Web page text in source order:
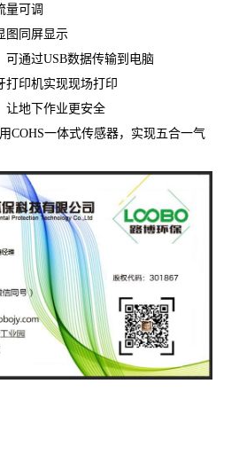
量可调
图同屏显示
可通过USB数据传输到电脑
打印机实现现场打印
让地下作业更安全
COHS一体式传感器，实现五合一气